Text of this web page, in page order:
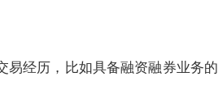
易经历，比如具备融资融券业务的